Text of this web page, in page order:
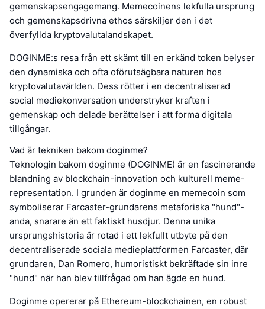
gemenskapsengagemang. Memecoinens lekfulla ursprung
och gemenskapsdrivna ethos särskiljer den i det
överfyllda kryptovalutalandskapet.
DOGINME:s resa från ett skämt till en erkänd token belyser
den dynamiska och ofta oförutsägbara naturen hos
kryptovalutavärlden. Dess rötter i en decentraliserad
social mediekonversation understryker kraften i
gemenskap och delade berättelser i att forma digitala
tillgångar.
Vad är tekniken bakom doginme?
Teknologin bakom doginme (DOGINME) är en fascinerande
blandning av blockchain-innovation och kulturell meme-
representation. I grunden är doginme en memecoin som
symboliserar Farcaster-grundarens metaforiska "hund"-
anda, snarare än ett faktiskt husdjur. Denna unika
ursprungshistoria är rotad i ett lekfullt utbyte på den
decentraliserade sociala medieplattformen Farcaster, där
grundaren, Dan Romero, humoristiskt bekräftade sin inre
"hund" när han blev tillfrågad om han ägde en hund.
Doginme opererar på Ethereum-blockchainen, en robust